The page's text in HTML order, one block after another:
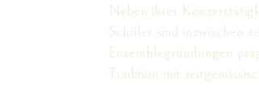
Neben ihrer
Schüler sind inzwischen
Ensemblegründungen
Tradition mit